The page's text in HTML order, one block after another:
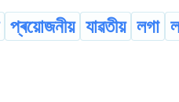
প্ৰয়োজনীয় যাৱতীয় লগা